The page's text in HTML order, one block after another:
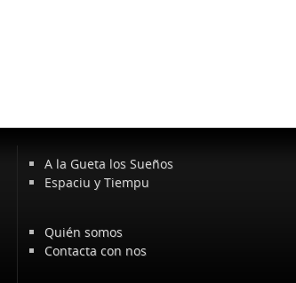
A la Gueta los Sueños
Espaciu y Tiempu
Quién somos
Contacta con nos